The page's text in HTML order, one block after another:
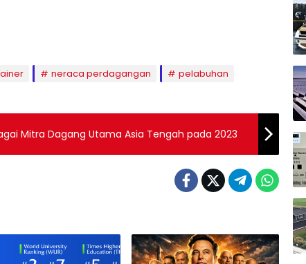
neraca perdagangan
pelabuhan
Mitra Dagang Utama Asia Tengah pada 2023